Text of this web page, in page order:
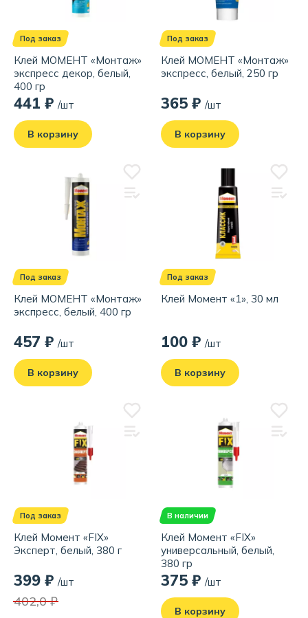
Под заказ
Клей МОМЕНТ «Монтаж»
экспресс декор, белый,
400 гр
441 ₽ /шт
В корзину
Под заказ
Клей МОМЕНТ «Монтаж»
экспресс, белый, 250 гр
365 ₽ /шт
В корзину
Под заказ
Клей МОМЕНТ «Монтаж»
экспресс, белый, 400 гр
457 ₽ /шт
В корзину
Под заказ
Клей Момент «1», 30 мл
100 ₽ /шт
В корзину
Под заказ
Клей Момент «FIX»
Эксперт, белый, 380 г
399 ₽ /шт
402,0 ₽
В наличии
Клей Момент «FIX»
универсальный, белый,
380 гр
375 ₽ /шт
В корзину